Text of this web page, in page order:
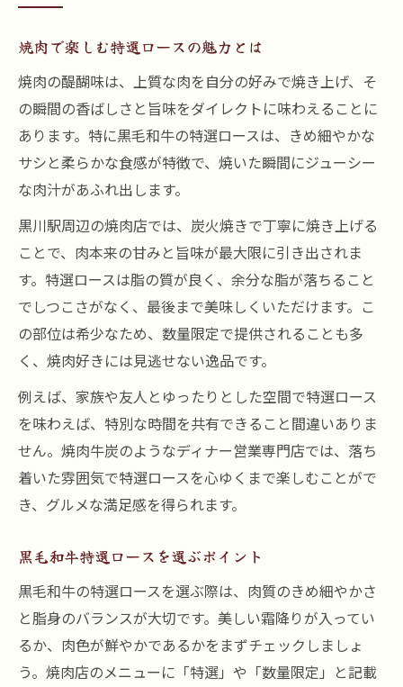
焼肉で楽しむ特選ロースの魅力とは
焼肉の醍醐味は、上質な肉を自分の好みで焼き上げ、そ
の瞬間の香ばしさと旨味をダイレクトに味わえることに
あります。特に黒毛和牛の特選ロースは、きめ細やかな
サシと柔らかな食感が特徴で、焼いた瞬間にジューシー
な肉汁があふれ出します。
黒川駅周辺の焼肉店では、炭火焼きで丁寧に焼き上げる
ことで、肉本来の甘みと旨味が最大限に引き出されま
す。特選ロースは脂の質が良く、余分な脂が落ちること
でしつこさがなく、最後まで美味しくいただけます。こ
の部位は希少なため、数量限定で提供されることも多
く、焼肉好きには見逃せない逸品です。
例えば、家族や友人とゆったりとした空間で特選ロース
を味わえば、特別な時間を共有できること間違いありま
せん。焼肉牛炭のようなディナー営業専門店では、落ち
着いた雰囲気で特選ロースを心ゆくまで楽しむことがで
き、グルメな満足感を得られます。
黒毛和牛特選ロースを選ぶポイント
黒毛和牛の特選ロースを選ぶ際は、肉質のきめ細やかさ
と脂身のバランスが大切です。美しい霜降りが入ってい
るか、肉色が鮮やかであるかをまずチェックしましょ
う。焼肉店のメニューに「特選」や「数量限定」と記載